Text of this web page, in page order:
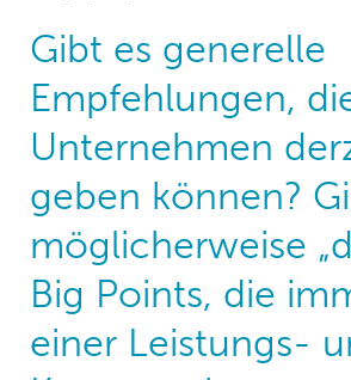
Gibt es generelle
Empfehlungen,
Unternehmen
geben können?
möglicherweise
Big Points, die
einer Leistungs-